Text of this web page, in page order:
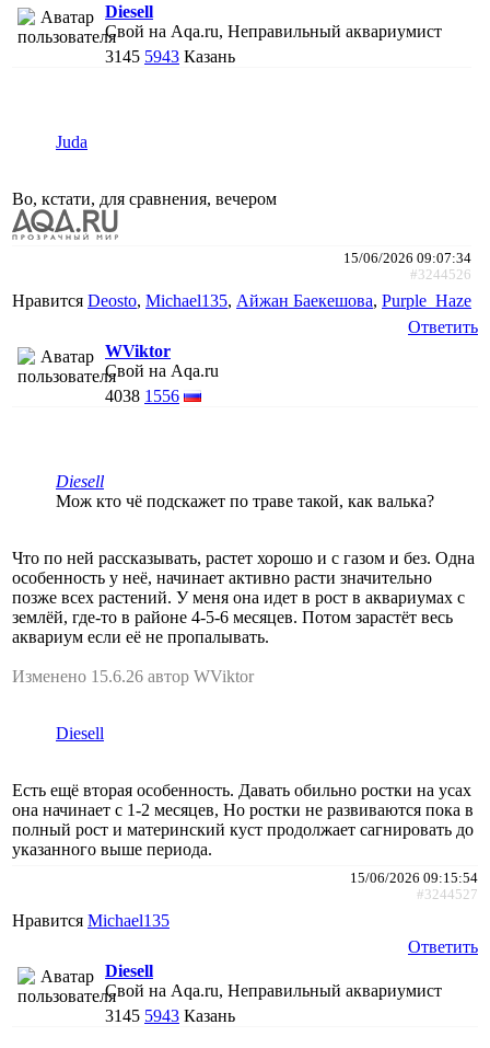
Diesell
Свой на Aqa.ru, Неправильный аквариумист
3145 5943 Казань
Juda
Во, кстати, для сравнения, вечером
15/06/2026 09:07:34
#3244526
Нравится Deosto, Michael135, Айжан Баекешова, Purple_Haze
Ответить
WViktor
Свой на Aqa.ru
4038 1556
Diesell
Мож кто чё подскажет по траве такой, как валька?
Что по ней рассказывать, растет хорошо и с газом и без. Одна
особенность у неё, начинает активно расти значительно
позже всех растений. У меня она идет в рост в аквариумах с
землёй, где-то в районе 4-5-6 месяцев. Потом зарастёт весь
аквариум если её не пропалывать.
Изменено 15.6.26 автор WViktor
Diesell
Есть ещё вторая особенность. Давать обильно ростки на усах
она начинает с 1-2 месяцев, Но ростки не развиваются пока в
полный рост и материнский куст продолжает сагнировать до
указанного выше периода.
15/06/2026 09:15:54
#3244527
Нравится Michael135
Ответить
Diesell
Свой на Aqa.ru, Неправильный аквариумист
3145 5943 Казань